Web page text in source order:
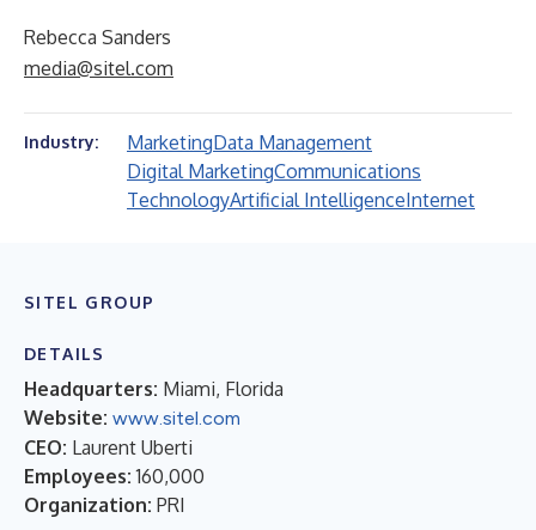
Rebecca Sanders
media@sitel.com
Industry: MarketingData Management
Digital MarketingCommunications
TechnologyArtificial IntelligenceInternet
SITEL GROUP
DETAILS
Headquarters: Miami, Florida
Website: www.sitel.com
CEO: Laurent Uberti
Employees: 160,000
Organization: PRI